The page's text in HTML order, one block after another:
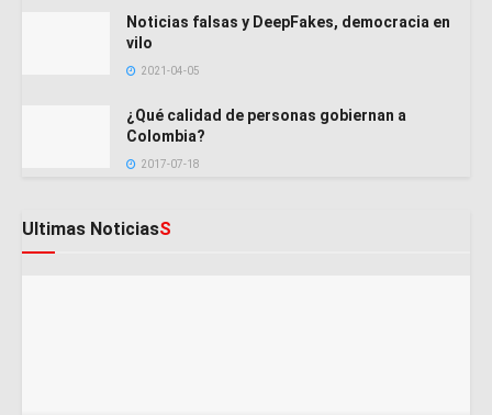
Noticias falsas y DeepFakes, democracia en
vilo
2021-04-05
¿Qué calidad de personas gobiernan a
Colombia?
2017-07-18
Ultimas NoticiasS